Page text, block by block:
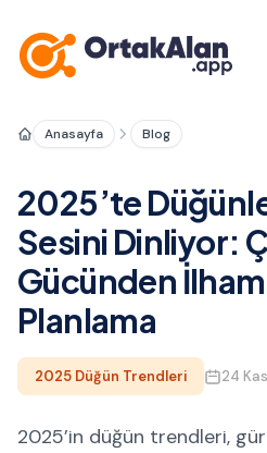
Anasayfa Blog
2025’te
Sesini Dinliyor:
Gücünden
Planlama
2025 Düğün Trendleri 24
2025’in düğün trendleri,